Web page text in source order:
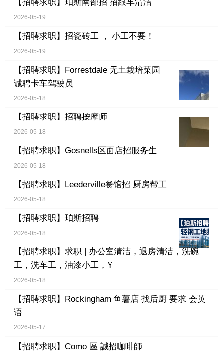
【招聘求职】 珀斯南部招 招跟车清洁
2026-05-19
【招聘求职】 招瓷砖工 ， 小工不要！
2026-05-19
【招聘求职】 Forrestdale 无土栽培菜园
诚聘卡车驾驶员
2026-05-18
【招聘求职】 招聘按摩师
2026-05-18
【招聘求职】 Gosnells区面店招服务生
2026-05-18
【招聘求职】 Leederville餐馆招 厨房帮工
2026-05-18
【招聘求职】 珀斯招聘
2026-05-18
【招聘求职】 求职 | 办公室清洁，退房清洁，洗碗
工，洗车工，油漆小工，Y
2026-05-18
【招聘求职】 Rockingham 鱼薯店 找后厨 要求 会英
语
2026-05-17
【招聘求职】 Como 區 誠招咖啡師